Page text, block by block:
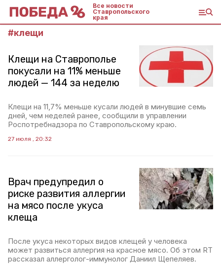
Все новости
Ставропольского
края
#клещи
Клещи на Ставрополье
покусали на 11% меньше
людей — 144 за неделю
Клещи на 11,7% меньше кусали людей в минувшие семь
дней, чем неделей ранее, сообщили в управлении
Роспотребнадзора по Ставропольскому краю.
27 июля , 20:32
Врач предупредил о
риске развития аллергии
на мясо после укуса
клеща
После укуса некоторых видов клещей у человека
может развиться аллергия на красное мясо. Об этом RT
рассказал аллерголог-иммунолог Даниил Щепеляев.